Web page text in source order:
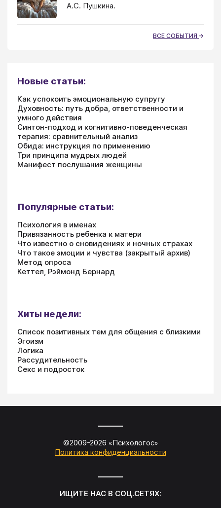
А.С. Пушкина.
ВСЕ СОБЫТИЯ
Новые статьи:
Как успокоить эмоциональную супругу
Духовность: путь добра, ответственности и
умного действия
Синтон-подход и когнитивно-поведенческая
терапия: сравнительный анализ
Обида: инструкция по применению
Три принципа мудрых людей
Манифест послушания женщины
Популярные статьи:
Психология в именах
Привязанность ребенка к матери
Что известно о сновидениях и ночных страхах
Что такое эмоции и чувства (закрытый архив)
Метод опроса
Кеттел, Рэймонд Бернард
Хиты недели:
Список позитивных тем для общения с близкими
Эгоизм
Логика
Рассудительность
Секс и подросток
©2009-2026 «Психологос»
Политика конфиденциальности
ИЩИТЕ НАС В СОЦ.СЕТЯХ: